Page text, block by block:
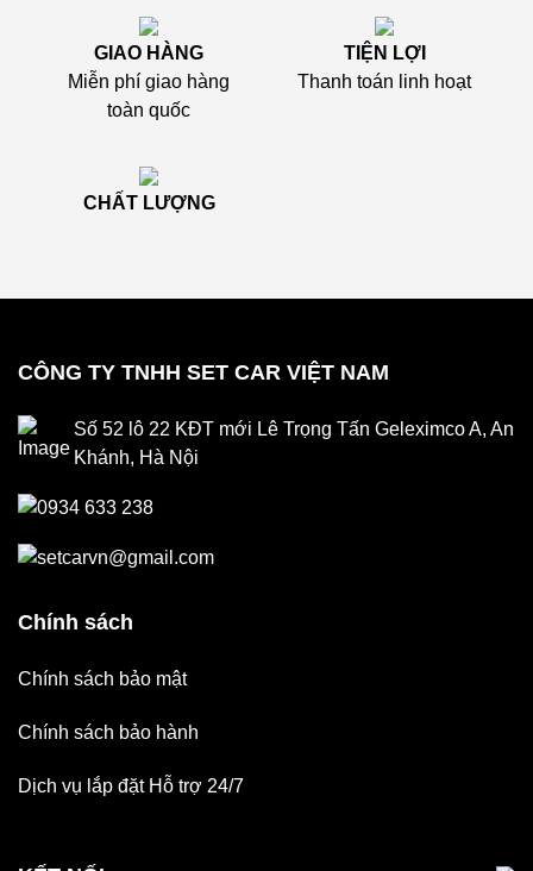
GIAO HÀNG
Miễn phí giao hàng
toàn quốc
TIỆN LỢI
Thanh toán linh hoạt
CHẤT LƯỢNG
CÔNG TY TNHH SET CAR VIỆT NAM
Số 52 lô 22 KĐT mới Lê Trọng Tấn Geleximco A, An
Khánh, Hà Nội
0934 633 238
setcarvn@gmail.com
Chính sách
Chính sách bảo mật
Chính sách bảo hành
Dịch vụ lắp đặt Hỗ trợ 24/7